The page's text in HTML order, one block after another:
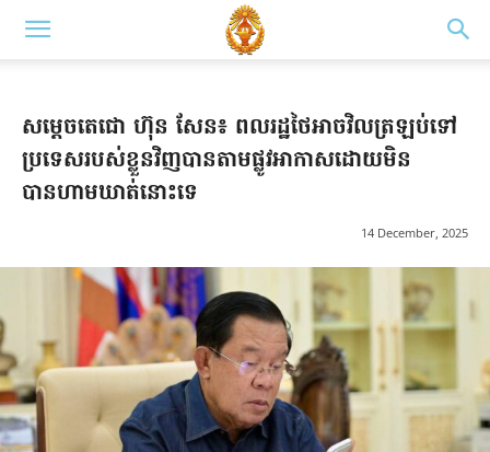
សម្ដេចតេជោ ហ៊ុន សែន៖ ពលរដ្ឋថៃអាចវិលត្រឡប់ទៅ
ប្រទេសរបស់ខ្លួនវិញបានតាមផ្លូវអាកាសដោយមិន
បានហាមឃាត់នោះទេ
14 December, 2025